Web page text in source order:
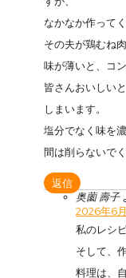
なかなか作って
その夫が鶏むね
味が薄いと、コ
皆さんおいしい
しまいます。
塩分でなく味を
間は削らないでく
返信
奥薗 壽子
2026年6
私のレシ
そして、
料理は、